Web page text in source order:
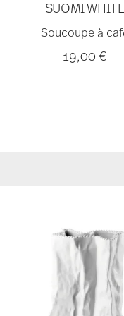
SUOMI WHITE
Soucoupe à
19,00 €